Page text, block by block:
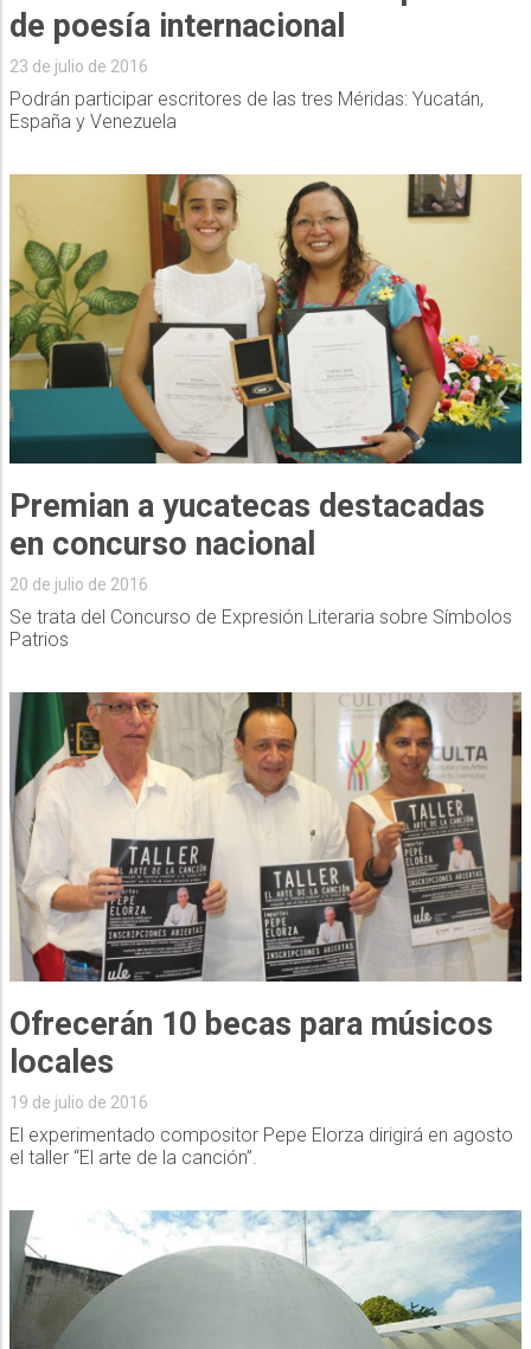
de poesía internacional
23 de julio de 2016
Podrán participar escritores de las tres Méridas: Yucatán,
España y Venezuela
Premian a yucatecas destacadas
en concurso nacional
20 de julio de 2016
Se trata del Concurso de Expresión Literaria sobre Símbolos
Patrios
Ofrecerán 10 becas para músicos
locales
19 de julio de 2016
El experimentado compositor Pepe Elorza dirigirá en agosto
el taller “El arte de la canción”.